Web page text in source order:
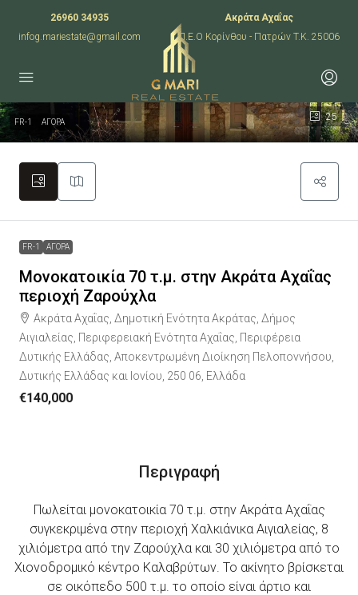
26960 34935
infog.mariestate@gmail.com
Ακράτα Αχαΐας
Π.Ε.Ο Κορίνθου - Πατρών T.K. 25006
25
FR-1 ΑΓΟΡΑ
FR-1 ΑΓΟΡΑ
Μονοκατοικία 70 τ.μ. στην Ακράτα Αχαΐας
περιοχή Ζαρούχλα
Ακράτα Αχαΐας, Δημοτική Ενότητα Ακράτας, Δήμος
Αιγιαλείας, Περιφερειακή Ενότητα Αχαΐας, Περιφέρεια
Δυτικής Ελλάδας, Αποκεντρωμένη Διοίκηση Πελοποννήσου,
Δυτικής Ελλάδας και Ιονίου, 250 06, Ελλάδα
€140,000
Περιγραφή
Πωλείται μονοκατοικία 70 τ.μ. στην Ακράτα Αχαΐας
συγκεκριμένα στην περιοχή Χαλκιάνικα Αιγιαλείας, 8
χιλιόμετρα από την Ζαρούχλα και 30 χιλιόμετρα από το
Χιονοδρομικό κέντρο Καλαβρύτων. Το ακίνητο βρίσκεται
σε οικόπεδο 500 τ.μ. το οποίο είναι άρτιο και